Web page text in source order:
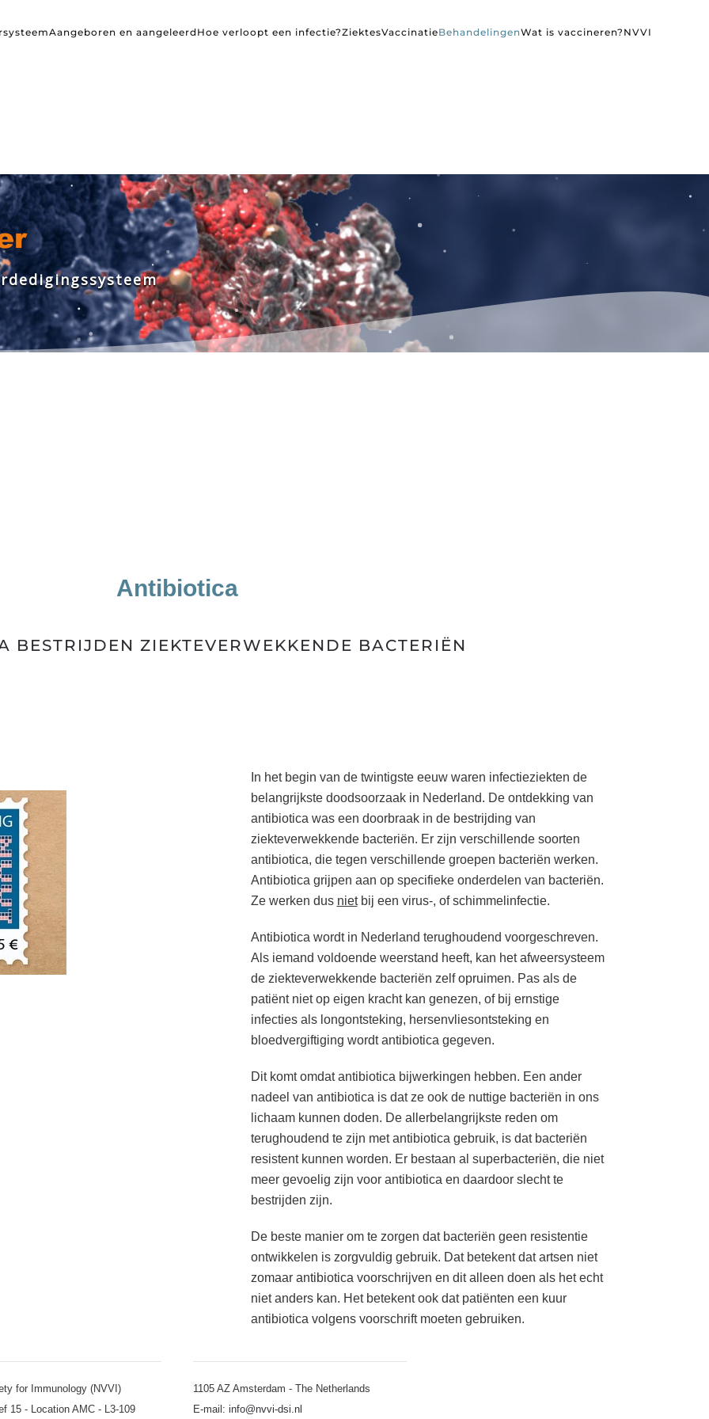
Aangeboren en aangeleerd Hoe verloopt een infectie?ZiektesVaccinatieBehandelingenWat is vaccineren? NVVI
rdedigingssysteem
Antibiotica
BESTRIJDEN ZIEKTEVERWEKKENDE BACTERIËN
In het begin van de twintigste eeuw waren infectieziekten de
belangrijkste doodsoorzaak in Nederland. De ontdekking van
antibiotica was een doorbraak in de bestrijding van
ziekteverwekkende bacteriën. Er zijn verschillende soorten
antibiotica, die tegen verschillende groepen bacteriën werken.
Antibiotica grijpen aan op specifieke onderdelen van bacteriën.
Ze werken dus nietbij een virus-, of schimmelinfectie.
Antibiotica wordt in Nederland terughoudend voorgeschreven.
Als iemand voldoende weerstand heeft, kan het afweersysteem
de ziekteverwekkende bacteriën zelf opruimen. Pas als de
patiënt niet op eigen kracht kan genezen, of bij ernstige
infecties als longontsteking, hersenvliesontsteking en
bloedvergiftiging wordt antibiotica gegeven.
Dit komt omdat antibiotica bijwerkingen hebben. Een ander
nadeel van antibiotica is dat ze ook de nuttige bacteriën in ons
lichaam kunnen doden. De allerbelangrijkste reden om
terughoudend te zijn met antibiotica gebruik, is dat bacteriën
resistent kunnen worden. Er bestaan al superbacteriën, die niet
meer gevoelig zijn voor antibiotica en daardoor slecht te
bestrijden zijn.
De beste manier om te zorgen dat bacteriën geen resistentie
ontwikkelen is zorgvuldig gebruik. Dat betekent dat artsen niet
zomaar antibiotica voorschrijven en dit alleen doen als het echt
niet anders kan. Het betekent ook dat patiënten een kuur
antibiotica volgens voorschrift moeten gebruiken.
for Immunology (NVVI)
15 - Location AMC - L3-109
1105 AZ Amsterdam - The Netherlands
E-mail: info@nvvi-dsi.nl